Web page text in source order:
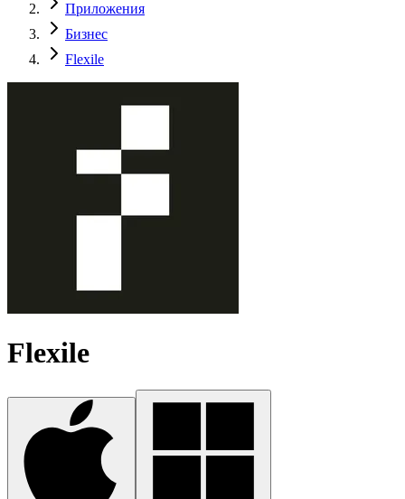
Приложения
Бизнес
Flexile
Flexile